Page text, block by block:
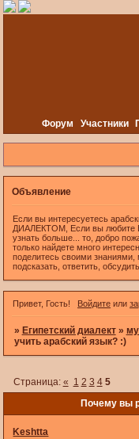
Форум Участники
Объявление
Если вы интересуетесь
ДИАЛЕКТОМ, Если вы любите
узнать больше... то, добро
только найдете много
поделитесь своими
подсказать, ответить,
Привет, Гость! Войдитеили
» Египетский диалект »
учить арабский язык? :)
Почему вы
Страница: « 1 2 3 4 5
Keshtta